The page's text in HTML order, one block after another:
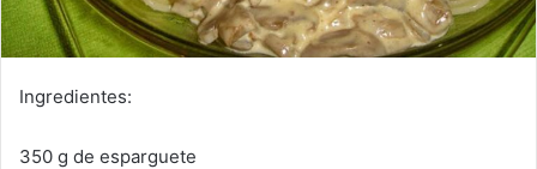
Ingredientes:
350 g de esparguete